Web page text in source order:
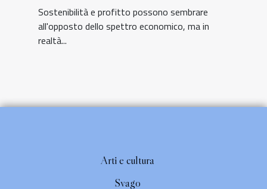
Sostenibilità e profitto possono sembrare
all'opposto dello spettro economico, ma in
realtà...
Arti e cultura
Svago